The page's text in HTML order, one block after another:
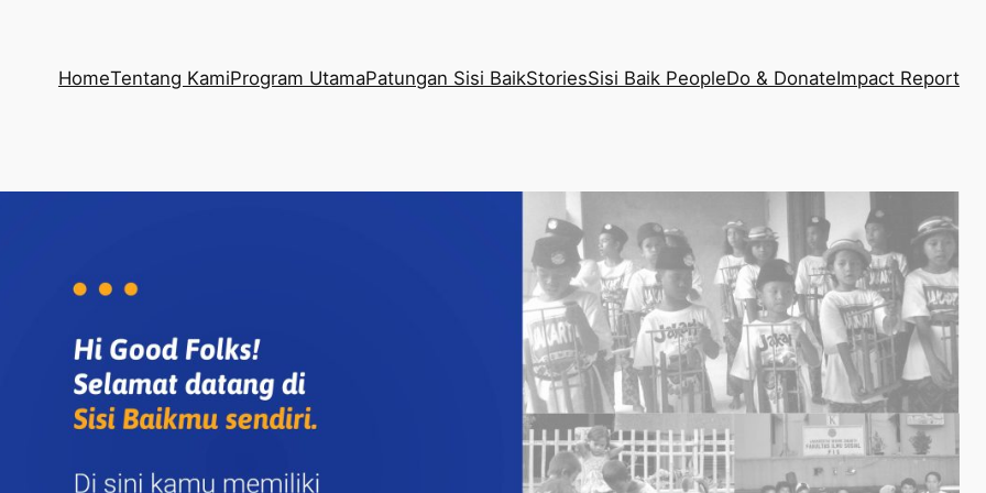
HomeTentang KamiProgram UtamaPatungan Sisi BaikStoriesSisi Baik PeopleDo & DonateImpact Report